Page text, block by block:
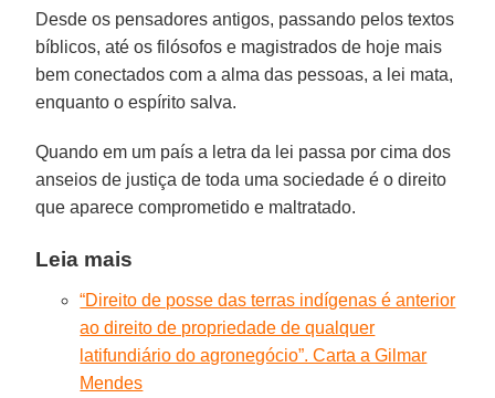
Desde os pensadores antigos, passando pelos textos
bíblicos, até os filósofos e magistrados de hoje mais
bem conectados com a alma das pessoas, a lei mata,
enquanto o espírito salva.
Quando em um país a letra da lei passa por cima dos
anseios de justiça de toda uma sociedade é o direito
que aparece comprometido e maltratado.
Leia mais
“Direito de posse das terras indígenas é anterior
ao direito de propriedade de qualquer
latifundiário do agronegócio”. Carta a Gilmar
Mendes